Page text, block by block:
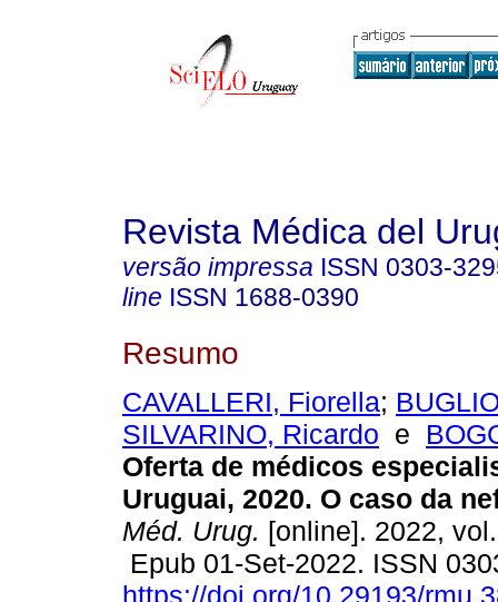
Revista Médica del
versão impressa ISSN 0303-
line ISSN 1688-0390
Resumo
CAVALLERI, Fiorella;
SILVARINO, Ricardo e
Oferta de médicos
Uruguai, 2020. O caso da
Méd. Urug. [online]. 2022,
Epub 01-Set-2022. ISSN
https://doi.org/10.29193/